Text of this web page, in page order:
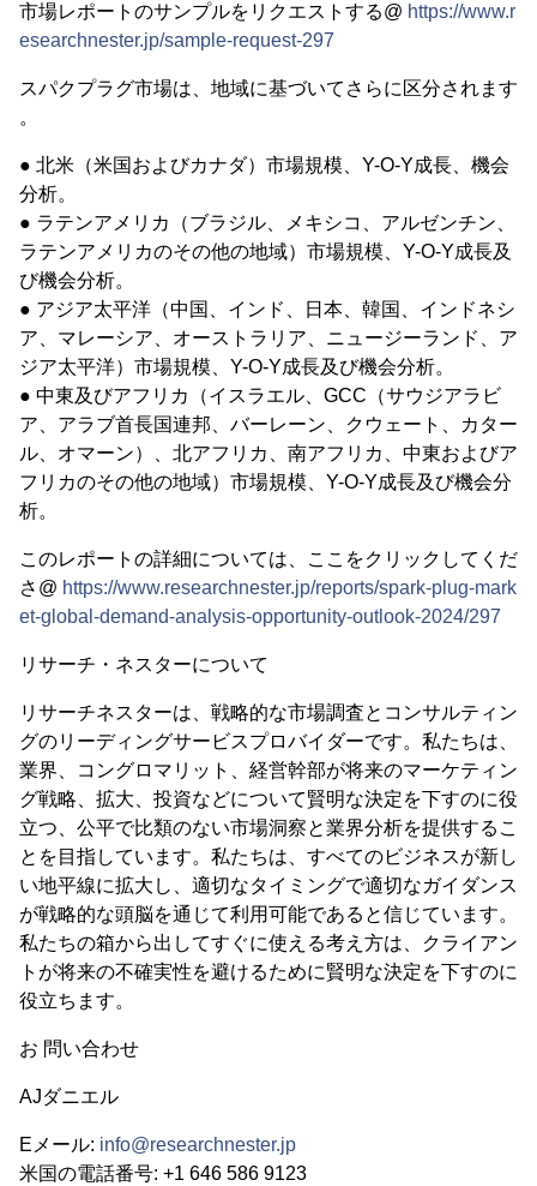
市場レポートのサンプルをリクエストする@ https://www.r
esearchnester.jp/sample-request-297
スパクプラグ市場は、地域に基づいてさらに区分されます
。
● 北米（米国およびカナダ）市場規模、Y-O-Y成長、機会
分析。
● ラテンアメリカ（ブラジル、メキシコ、アルゼンチン、
ラテンアメリカのその他の地域）市場規模、Y-O-Y成長及
び機会分析。
● アジア太平洋（中国、インド、日本、韓国、インドネシ
ア、マレーシア、オーストラリア、ニュージーランド、ア
ジア太平洋）市場規模、Y-O-Y成長及び機会分析。
● 中東及びアフリカ（イスラエル、GCC（サウジアラビ
ア、アラブ首長国連邦、バーレーン、クウェート、カター
ル、オマーン）、北アフリカ、南アフリカ、中東およびア
フリカのその他の地域）市場規模、Y-O-Y成長及び機会分
析。
このレポートの詳細については、ここをクリックしてくだ
さ@ https://www.researchnester.jp/reports/spark-plug-mark
et-global-demand-analysis-opportunity-outlook-2024/297
リサーチ・ネスターについて
リサーチネスターは、戦略的な市場調査とコンサルティン
グのリーディングサービスプロバイダーです。私たちは、
業界、コングロマリット、経営幹部が将来のマーケティン
グ戦略、拡大、投資などについて賢明な決定を下すのに役
立つ、公平で比類のない市場洞察と業界分析を提供するこ
とを目指しています。私たちは、すべてのビジネスが新し
い地平線に拡大し、適切なタイミングで適切なガイダンス
が戦略的な頭脳を通じて利用可能であると信じています。
私たちの箱から出してすぐに使える考え方は、クライアン
トが将来の不確実性を避けるために賢明な決定を下すのに
役立ちます。
お 問い合わせ
AJダニエル
Eメール: info@researchnester.jp
米国の電話番号: +1 646 586 9123